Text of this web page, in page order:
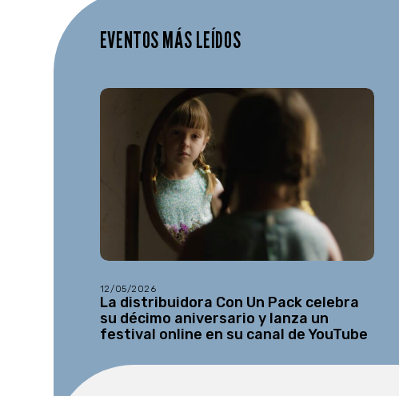
EVENTOS MÁS LEÍDOS
12/05/2026
La distribuidora Con Un Pack celebra
su décimo aniversario y lanza un
festival online en su canal de YouTube